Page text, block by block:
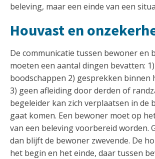
beleving, maar een einde van een
Houvast en
De communicatie tussen bewoner en
moeten een aantal dingen bevatten:
boodschappen 2) gesprekken binnen
3) geen afleiding door derden of
begeleider kan zich verplaatsen in de
gaat komen. Een bewoner moet op
van een beleving voorbereid worden.
dan blijft de bewoner zwevende. De
het begin en het einde, daar tussen